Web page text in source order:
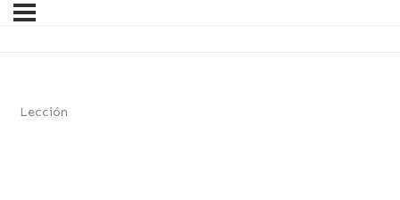
Lección